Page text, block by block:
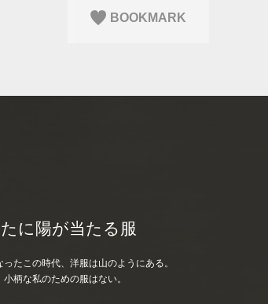
BOOKMARK
に陽が当たる服
ったこの時代、洋服は山のようにある。
小柄な私のための服はない。